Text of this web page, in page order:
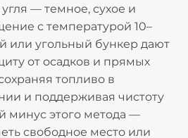
— темное, сухое и
с температурой 10–
или угольный бункер дают
от осадков и прямых
топливо в
и поддерживая чистоту
минус этого метода —
свободное место или